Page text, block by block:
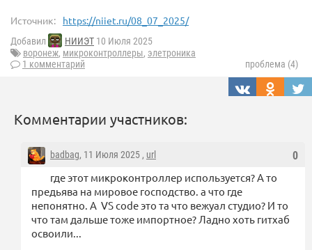
Источник: https://niiet.ru/08_07_2025/
Добавил НИИЭТ 10 Июля 2025
воронеж, микроконтроллеры, элетроника
1 комментарий
проблема (4)
Комментарии участников:
0
badbag, 11 Июля 2025 , url
где этот микроконтроллер используется? А то
предьява на мировое господство. а что где
непонятно. А VS code это та что вежуал студио? И то
что там дальше тоже импортное? Ладно хоть гитхаб
освоили...